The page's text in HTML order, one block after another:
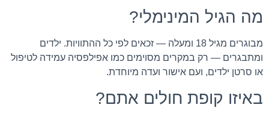
מה הגיל המינימלי?
מבוגרים מגיל 18 ומעלה — זכאים לפי כל ההתוויות. ילדים
ומתבגרים — רק במקרים מסוימים כמו אפילפסיה עמידה לטיפול
או סרטן ילדים, ועם אישור ועדה מיוחדת.
באיזו קופת חולים אתם?